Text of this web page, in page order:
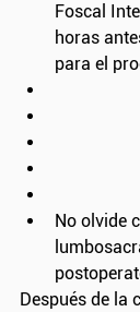
Foscal
horas
para el
No olvide
Después de la